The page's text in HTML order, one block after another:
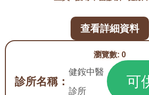
瀏覽數: 0
診所名稱：
健銨中醫
診所
可
查看詳細資料